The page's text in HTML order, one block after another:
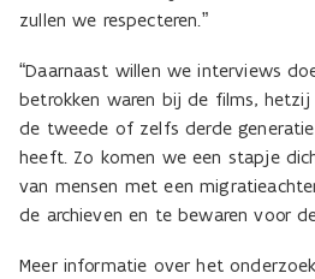
zullen we respecteren.”
“Daarnaast willen we interviews
betrokken waren bij de films,
de tweede of zelfs derde
heeft. Zo komen we een stapje
van mensen met een
de archieven en te bewaren voor
Meer informatie over het